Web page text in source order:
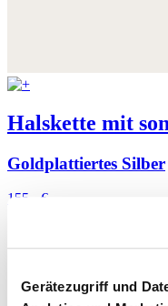
Gerätezugriff und
Halskette mit
Goldplattiertes Silber
155,- €